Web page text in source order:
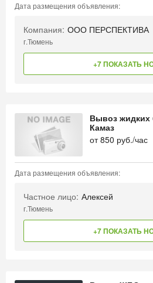
Дата размещения объявления:
Компания: ООО ПЕРСПЕКТИВА
г.Тюмень
+7 ПОКАЗАТЬ
Вывоз
Камаз
от850 руб./час
Дата размещения объявления:
Частное лицо: Алексей
г.Тюмень
+7 ПОКАЗАТЬ